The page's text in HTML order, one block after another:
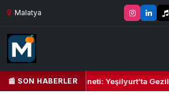
Malatya
📰 SON HABERLER
Kalbi ve Kültür Cenneti: Yeşilyurt’ta